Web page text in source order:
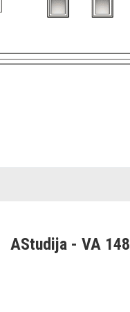
AStudija - VA 148